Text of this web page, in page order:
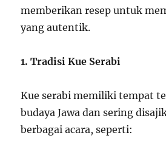
memberikan resep untuk
yang autentik.
1. Tradisi Kue Serabi
Kue serabi memiliki tempat
budaya Jawa dan sering
berbagai acara, seperti: